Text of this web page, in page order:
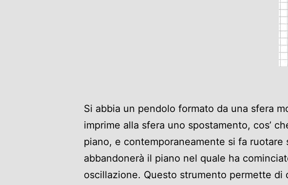
Si abbia un pendolo formato da una sfera
imprime alla sfera uno spostamento, cos’
piano, e contemporaneamente si fa
abbandonerà il piano nel quale ha
oscillazione. Questo strumento permette di